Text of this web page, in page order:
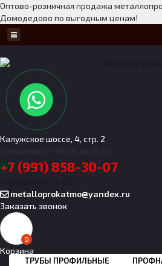
Оптово-розничная продажа
Домодедово по выгодным ценам!
Калужское шоссе, 4, стр. 2
+7 (991) 858-30-07
metalloprokatmo@yandex.ru
Заказать звонок
0
Корзина
ТРУБЫ ПРОФИЛЬНЫЕ